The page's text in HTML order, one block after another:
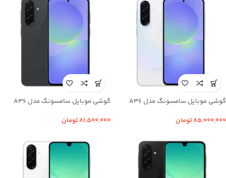
گوشی موبایل سامسونگ مدل A36
5G – ویتنام
۸۵,۰۰۰,۰۰۰تومان
گوشی موبایل سامسونگ مدل A36
5G – ویتنام
۸۱,۵۰۰,۰۰۰تومان